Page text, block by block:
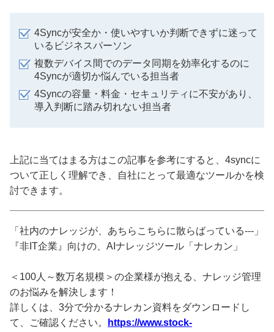
4Syncが安全か・使いやすいか判断できずに迷って
いるビジネスパーソン
複数デバイス間でのデータ同期を効率化するのに
4Syncが適切か悩んでいる担当者
4Syncの容量・料金・セキュリティに不安があり、
導入判断に踏み切れない担当者
上記に当てはまる方はこの記事を参考にすると、4syncに
ついて正しく理解でき、自社にとって最適なツールかを検
討できます。
「社内のナレッジが、あちらこちらに散らばっている---」
『非IT企業』向けの、AIナレッジツール「ナレカン」
＜100人～数万名規模＞の企業様が抱える、ナレッジ管理
のお悩みを解決します！
詳しくは、3分で分かるナレカン資料をダウンロードし
て、ご確認ください。
https://www.stock-